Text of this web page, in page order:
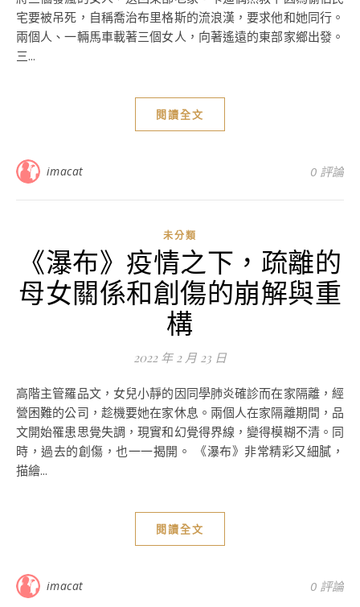
宅要被吊死，自稱喬治布里格斯的流浪漢，要求他和她同行。
兩個人、一輛馬車載著三個女人，向著遙遠的東部家鄉出發。
三...
閱讀全文
imacat 0 評論
未分類
《瀑布》疫情之下，疏離的
母女關係和創傷的崩解與重
構
2022 年 2 月 23 日
高階主管羅品文，女兒小靜的因同學肺炎確診而在家隔離，經
營困難的公司，趁機要她在家休息。兩個人在家隔離期間，品
文開始罹患思覺失調，現實和幻覺得界線，變得模糊不清。同
時，過去的創傷，也一一揭開。 《瀑布》非常精彩又細膩，
描繪...
閱讀全文
imacat 0 評論